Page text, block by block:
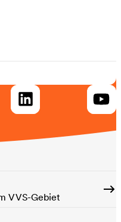
VVS-Gebiet